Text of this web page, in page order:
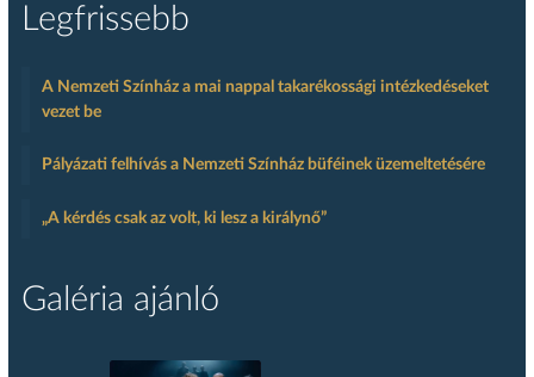
Legfrissebb
A Nemzeti Színház a mai nappal takarékossági intézkedéseket
vezet be
Pályázati felhívás a Nemzeti Színház büféinek üzemeltetésére
„A kérdés csak az volt, ki lesz a királynő”
Galéria ajánló